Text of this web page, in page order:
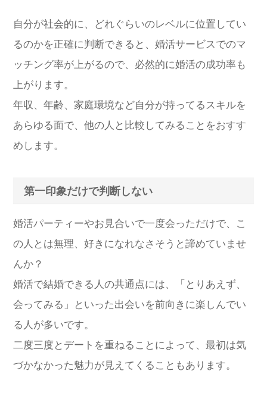
自分が社会的に、どれぐらいのレベルに位置してい
るのかを正確に判断できると、婚活サービスでのマ
ッチング率が上がるので、必然的に婚活の成功率も
上がります。
年収、年齢、家庭環境など自分が持ってるスキルを
あらゆる面で、他の人と比較してみることをおすす
めします。
第一印象だけで判断しない
婚活パーティーやお見合いで一度会っただけで、こ
の人とは無理、好きになれなさそうと諦めていませ
んか？
婚活で結婚できる人の共通点には、「とりあえず、
会ってみる」といった出会いを前向きに楽しんでい
る人が多いです。
二度三度とデートを重ねることによって、最初は気
づかなかった魅力が見えてくることもあります。